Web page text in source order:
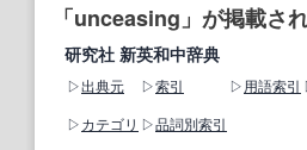
「unceasing」が掲載さ
研究社 新英和中辞典
出典元 索引 用語索引
カテゴリ
品詞別索引